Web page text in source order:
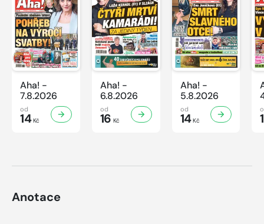
Aha! -
7.8.2026
od
14Kč
Aha! -
6.8.2026
od
16 Kč
Aha! -
5.8.2026
od
14Kč
Anotace